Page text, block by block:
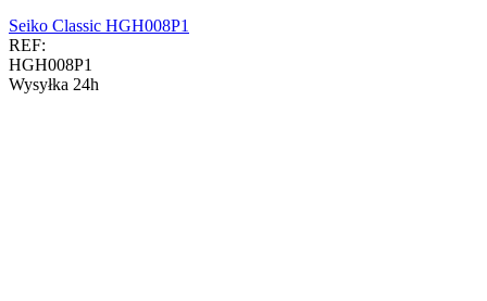
Seiko Classic HGH008P1
REF:
HGH008P1
Wysyłka 24h